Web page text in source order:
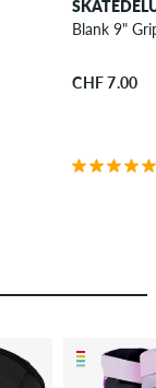
Blank 9"
CHF 7.00